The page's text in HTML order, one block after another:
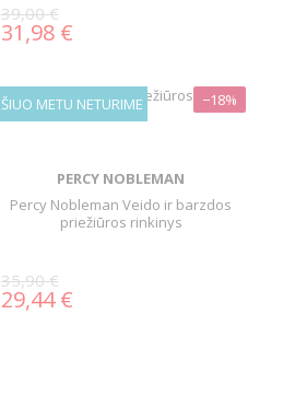
39,00 €
31,98 €
ŠIUO METU NETURIME −18%
PERCY NOBLEMAN
Percy Nobleman Veido ir barzdos
priežiūros rinkinys
35,90 €
29,44 €